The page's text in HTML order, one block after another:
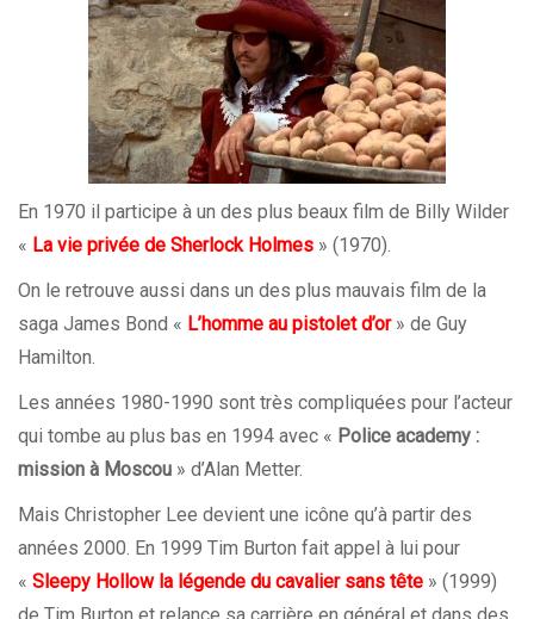
En 1970 il participe à un des plus beaux film de Billy Wilder
« La vie privée de Sherlock Holmes » (1970).
On le retrouve aussi dans un des plus mauvais film de la
saga James Bond « L’homme au pistolet d’or» de Guy
Hamilton.
Les années 1980-1990 sont très compliquées pour l’acteur
qui tombe au plus bas en 1994 avec « Police academy :
mission à Moscou » d’Alan Metter.
Mais Christopher Lee devient une icône qu’à partir des
années 2000. En 1999 Tim Burton fait appel à lui pour
« Sleepy Hollow la légende du cavalier sans tête » (1999)